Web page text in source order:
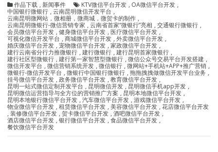
作品下载 , 新闻事件 KTV微信平台开发 , OA微信平台开发 ,
中国银行微银行 , 云南昆明微信开发平台 ,
云南昆明微网站，微相册，微商城，微贺卡的制作 ,
云南昆明微银行-微信营销专家 , 云南省首家“微银行”亮相 , 交通银行微银行 ,
会员微信平台开发 , 健身微信平台开发 , 医疗微信平台开发 ,
可视化微信开发平台 , 商城微信平台开发 , 外卖微信平台开发 ,
婚庆微信平台开发 , 宠物微信平台开发 , 家政微信平台开发 ,
建行云南省分行力推微银行 , 建行微银行 , 建行昆明首家微银行 ,
建行社区型微银行 , 建行第一家智慧型微银行 , 微信公众号交易平台开发搭建 ,
微信开发平台 , 微信营销系统开发 , 微信银行 , 微网站+手机站+APP+推广营销 ,
微银行-微信开发平台 , 微银行中国银行微银行 , 拖拖拽拽做微信开发平台业务 ,
挂号微信平台开发 , 政务微信平台开发 , 教育微信平台开发 ,
昆明一站式微信定制开发平台 , 昆明微信开发 , 昆明微信手机app开发 ,
昆明微信运营指导与全方位的营销推广方案 , 昆明本地微信平台开发 ,
昆明本地银行微信平台开发 , 汽车微信平台开发 , 游戏微信平台开发 ,
物业微信平台开发 , 租赁微信平台开发 , 美容微信平台开发 , 花店微信平台开发
, 装修微信平台开发 , 贺卡微信平台开发 , 酒吧微信平台开发 ,
酒店微信平台开发 , 银行微信平台开发 , 食品微信平台开发 ,
餐饮微信平台开发